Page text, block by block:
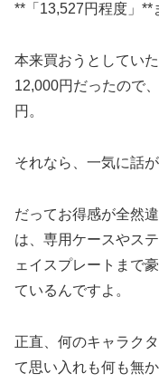
**「13,527円程度」
本来買おうとしてい
12,000円だったので
円。
それなら、一気に話
だってお得感が全然
は、専用ケースやス
ェイスプレートまで
ているんですよ。
正直、何のキャラク
て思い入れも何も無